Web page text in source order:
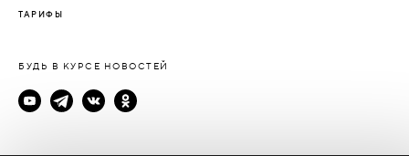
ТАРИФЫ
БУДЬ В КУРСЕ НОВОСТЕЙ